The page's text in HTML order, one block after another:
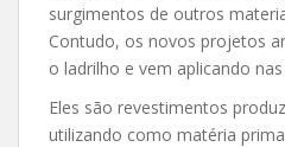
surgimentos de outros
Contudo, os novos projetos
o ladrilho e vem aplicando
Eles são revestimentos
utilizando como matéria